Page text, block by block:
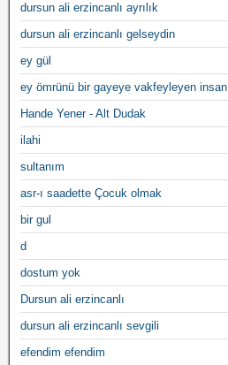
dursun ali erzincanlı ayrılık
dursun ali erzincanlı gelseydin
ey gül
ey ömrünü bir gayeye vakfeyleyen insan
Hande Yener - Alt Dudak
ilahi
sultanım
asr-ı saadette Çocuk olmak
bir gul
d
dostum yok
Dursun ali erzincanlı
dursun ali erzincanlı sevgili
efendim efendim